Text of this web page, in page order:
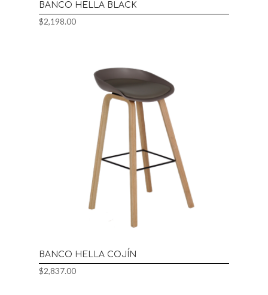
BANCO HELLA BLACK
$2,198.00
BANCO HELLA COJÍN
$2,837.00